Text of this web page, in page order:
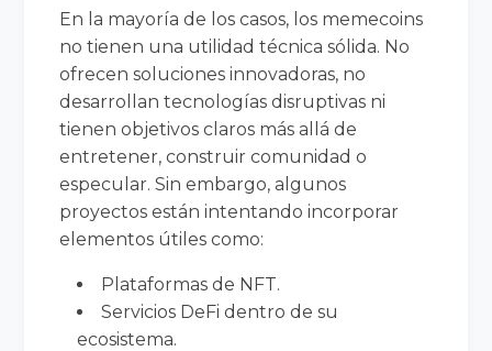
En la mayoría de los casos, los memecoins
no tienen una utilidad técnica sólida. No
ofrecen soluciones innovadoras, no
desarrollan tecnologías disruptivas ni
tienen objetivos claros más allá de
entretener, construir comunidad o
especular. Sin embargo, algunos
proyectos están intentando incorporar
elementos útiles como:
Plataformas de NFT.
Servicios DeFi dentro de su
ecosistema.